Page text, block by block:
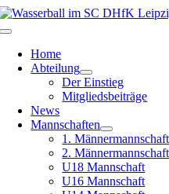
Zum
Inhalt
Toggle
NavigationHome
Abteilung
Der Einstieg
Mitgliedsbeiträge
News
Mannschaften
1. Männermannschaft
2. Männermannschaft
U18 Mannschaft
U16 Mannschaft